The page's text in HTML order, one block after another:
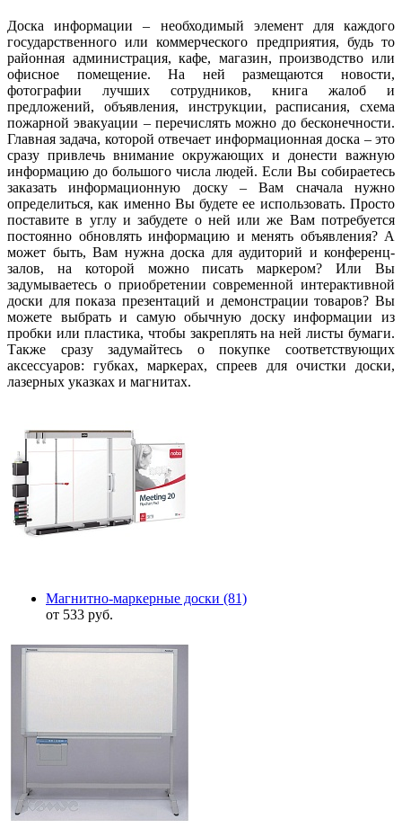
Доска информации – необходимый элемент для каждого
государственного или коммерческого предприятия, будь то
районная администрация, кафе, магазин, производство или
офисное помещение. На ней размещаются новости,
фотографии лучших сотрудников, книга жалоб и
предложений, объявления, инструкции, расписания, схема
пожарной эвакуации – перечислять можно до бесконечности.
Главная задача, которой отвечает информационная доска – это
сразу привлечь внимание окружающих и донести важную
информацию до большого числа людей. Если Вы собираетесь
заказать информационную доску – Вам сначала нужно
определиться, как именно Вы будете ее использовать. Просто
поставите в углу и забудете о ней или же Вам потребуется
постоянно обновлять информацию и менять объявления? А
может быть, Вам нужна доска для аудиторий и конференц-
залов, на которой можно писать маркером? Или Вы
задумываетесь о приобретении современной интерактивной
доски для показа презентаций и демонстрации товаров? Вы
можете выбрать и самую обычную доску информации из
пробки или пластика, чтобы закреплять на ней листы бумаги.
Также сразу задумайтесь о покупке соответствующих
аксессуаров: губках, маркерах, спреев для очистки доски,
лазерных указках и магнитах.
Магнитно-маркерные доски (81)
от 533 руб.